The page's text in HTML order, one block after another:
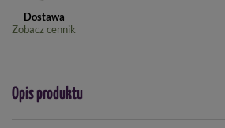
Dostawa
Zobacz cennik
Opis produktu